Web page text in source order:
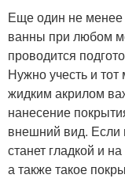
Еще один не
ванны при любом
проводится
Нужно учесть и
жидким акрилом
нанесение
внешний вид. Если
станет гладкой и
а также такое